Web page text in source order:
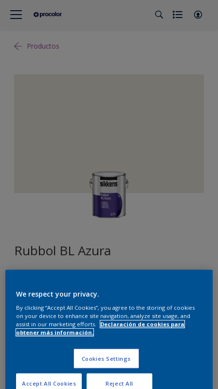
Productos
Rubbol BL Azura
Tamaño
1 litros
Calculadora de pintura
Calcular
We respect your privacy.
By clicking “Accept All Cookies”, you agree to the storing of cookies
on your device to enhance site navigation, analyze site usage, and
assist in our marketing efforts.
Declaración de cookies para
obtener más información.
Cookies Settings
Reject All
Accept All Cookies